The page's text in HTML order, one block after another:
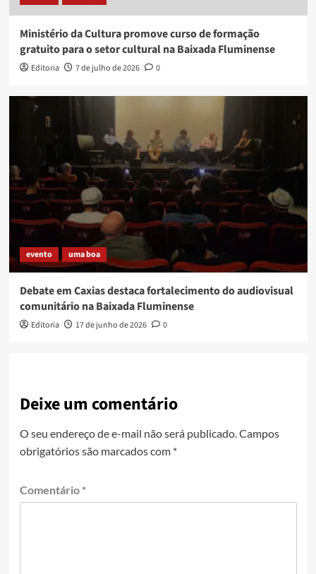
Ministério da Cultura promove curso de formação
gratuito para o setor cultural na Baixada Fluminense
Editoria 7 de julho de 2026 0
evento uma boa
Debate em Caxias destaca fortalecimento do audiovisual
comunitário na Baixada Fluminense
Editoria 17 de junho de 2026 0
Deixe um comentário
O seu endereço de e-mail não será publicado. Campos
obrigatórios são marcados com *
Comentário *